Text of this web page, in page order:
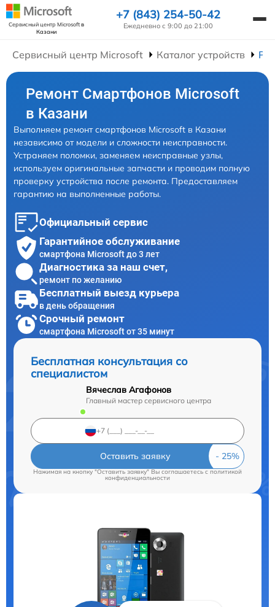
Сервисный центр Microsoftв
Казани
+7 (843) 254-50-42
Ежедневно с 9:00 до 21:00
Сервисный центр Microsoft Каталог устройств
Ремонт Смартфонов Microsoft
в Казани
Выполняем ремонт смартфонов Microsoft в Казани
независимо от модели и сложности неисправности.
Устраняем поломки, заменяем неисправные узлы,
используем оригинальные запчасти и проводим полную
проверку устройства после ремонта. Предоставляем
гарантию на выполненные работы.
Официальный сервис
Гарантийное обслуживание
смартфона Microsoft до 3 лет
Диагностика за наш счет,
ремонт по желанию
Бесплатный выезд курьера
в день обращения
Срочный ремонт
смартфона Microsoft от 35 минут
Бесплатная консультация со
специалистом
Вячеслав Агафонов
Главный мастер сервисного центра
Оставить заявку
Нажимая на кнопку "Оставить заявку" Вы соглашаетесь cполитикой
конфиденциальности